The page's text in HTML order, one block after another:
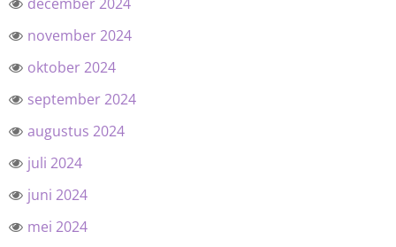
november 2024
oktober 2024
september 2024
augustus 2024
juli 2024
juni 2024
mei 2024